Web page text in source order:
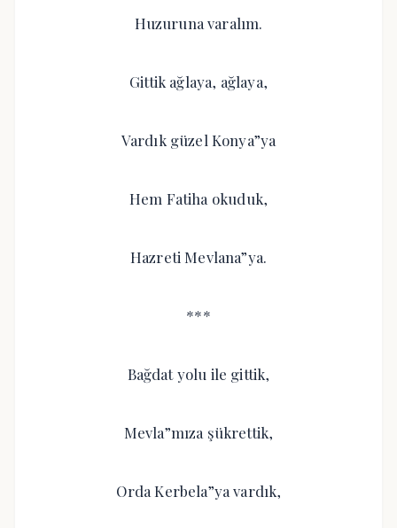
Huzuruna varalım.
Gittik ağlaya, ağlaya,
Vardık güzel Konya”ya
Hem Fatiha okuduk,
Hazreti Mevlana”ya.
***
Bağdat yolu ile gittik,
Mevla”mıza şükrettik,
Orda Kerbela”ya vardık,